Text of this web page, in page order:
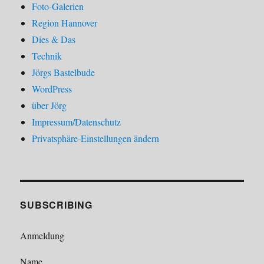
Foto-Galerien
Region Hannover
Dies & Das
Technik
Jörgs Bastelbude
WordPress
über Jörg
Impressum/Datenschutz
Privatsphäre-Einstellungen ändern
SUBSCRIBING
Anmeldung